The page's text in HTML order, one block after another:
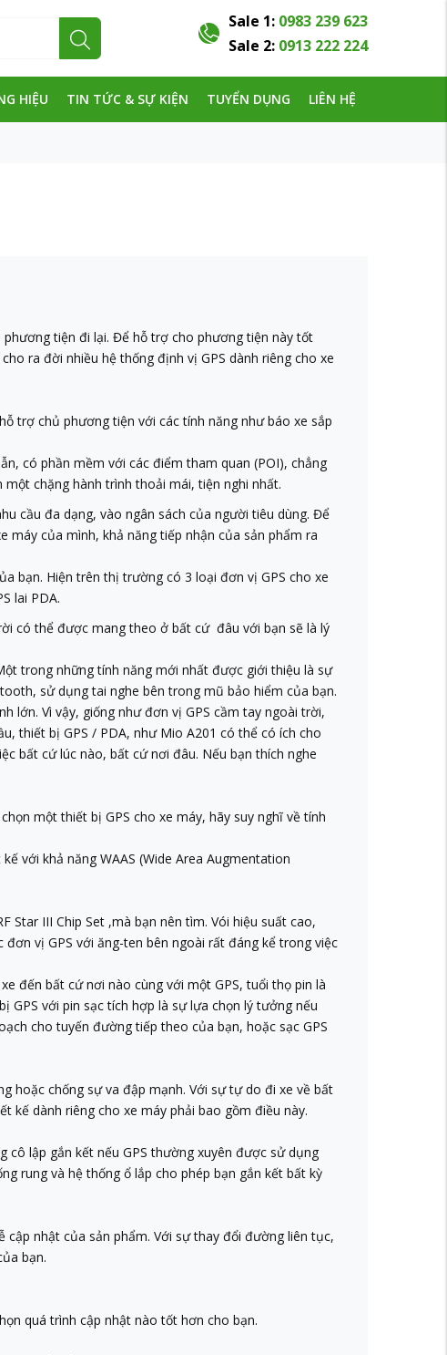
Sale 1: 0983 239 623
Sale 2: 0913 222 224
HIỆU TIN TỨC & SỰ KIỆN TUYỂN DỤNG LIÊN HỆ
tiện đi lại. Để hỗ trợ cho phương tiện này tốt
ra đời nhiều hệ thống định vị GPS dành riêng cho xe
trợ chủ phương tiện với các tính năng như báo xe sắp
có phần mềm với các điểm tham quan (POI), chẳng
chặng hành trình thoải mái, tiện nghi nhất.
cầu đa dạng, vào ngân sách của người tiêu dùng. Để
máy của mình, khả năng tiếp nhận của sản phẩm ra
bạn. Hiện trên thị trường có 3 loại đơn vị GPS cho xe
lai PDA.
có thể được mang theo ở bất cứ đâu với bạn sẽ là lý
trong những tính năng mới nhất được giới thiệu là sự
sử dụng tai nghe bên trong mũ bảo hiểm của bạn.
lớn. Vì vậy, giống như đơn vị GPS cầm tay ngoài trời,
thiết bị GPS / PDA, như Mio A201 có thể có ích cho
bất cứ lúc nào, bất cứ nơi đâu. Nếu bạn thích nghe
một thiết bị GPS cho xe máy, hãy suy nghĩ về tính
với khả năng WAAS (Wide Area Augmentation
Star III Chip Set ,mà bạn nên tìm. Vói hiệu suất cao,
vị GPS với ăng-ten bên ngoài rất đáng kể trong việc
đến bất cứ nơi nào cùng với một GPS, tuổi thọ pin là
GPS với pin sạc tích hợp là sự lựa chọn lý tưởng nếu
cho tuyến đường tiếp theo của bạn, hoặc sạc GPS
hoặc chống sự va đập mạnh. Với sự tự do đi xe về bất
kế dành riêng cho xe máy phải bao gồm điều này.
lập gắn kết nếu GPS thường xuyên được sử dụng
rung và hệ thống ổ lắp cho phép bạn gắn kết bất kỳ
nhật của sản phẩm. Với sự thay đổi đường liên tục,
bạn.
quá trình cập nhật nào tốt hơn cho bạn.